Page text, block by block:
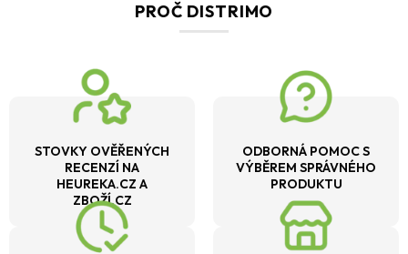
PROČ DISTRIMO
STOVKY OVĚŘENÝCH
RECENZÍ NA
HEUREKA.CZ A
ZBOŽÍ.CZ
ODBORNÁ POMOC S
VÝBĚREM SPRÁVNÉHO
PRODUKTU